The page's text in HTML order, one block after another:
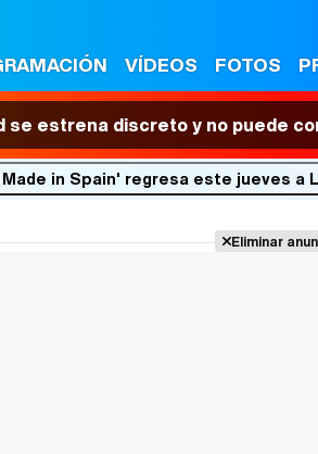
VÍDEOS FOTOS
se estrena discreto y no puede
in Spain' regresa este jueves a
Eliminar